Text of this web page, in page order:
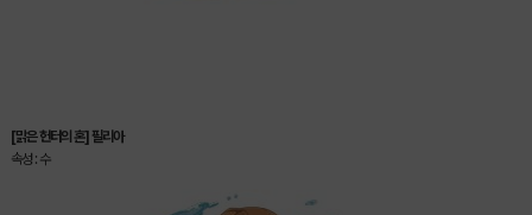
[맑은 헌터의 혼] 필리아
속성 : 수